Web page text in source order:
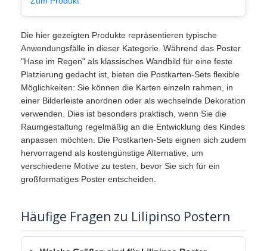
Die hier gezeigten Produkte repräsentieren typische
Anwendungsfälle in dieser Kategorie. Während das Poster
"Hase im Regen" als klassisches Wandbild für eine feste
Platzierung gedacht ist, bieten die Postkarten-Sets flexible
Möglichkeiten: Sie können die Karten einzeln rahmen, in
einer Bilderleiste anordnen oder als wechselnde Dekoration
verwenden. Dies ist besonders praktisch, wenn Sie die
Raumgestaltung regelmäßig an die Entwicklung des Kindes
anpassen möchten. Die Postkarten-Sets eignen sich zudem
hervorragend als kostengünstige Alternative, um
verschiedene Motive zu testen, bevor Sie sich für ein
großformatiges Poster entscheiden.
Häufige Fragen zu Lilipinso Postern